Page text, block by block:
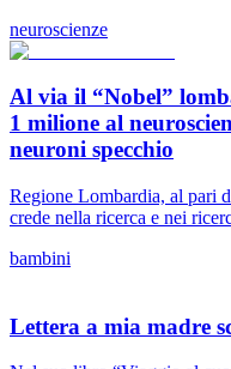
neuroscienze
Al via il “Nobel”
1 milione al
neuroni specchio
Regione Lombardia, al pari
crede nella ricerca e nei
bambini
Lettera a mia madre